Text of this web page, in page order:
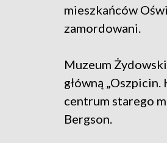
mieszkańców
zamordowani.
Muzeum
główną
centrum starego
Bergson.